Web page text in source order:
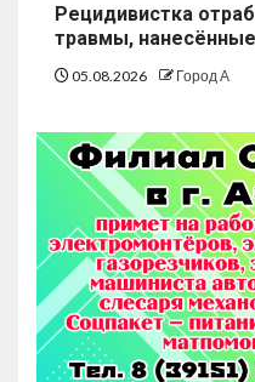
Рецидивистка
травмы,
05.08.2026 Город А